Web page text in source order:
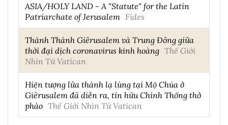
ASIA/HOLY LAND - A "Statute" for the Latin
Patriarchate of Jerusalem Fides
Thành Thánh Giêrusalem và Trung Đông giữa
thời đại dịch coronavirus kinh hoàng Thế Giới
Nhìn Từ Vatican
Hiện tượng lửa thánh lạ lùng tại Mộ Chúa ở
Giêrusalem đã diễn ra, tín hữu Chính Thống thở
phào Thế Giới Nhìn Từ Vatican